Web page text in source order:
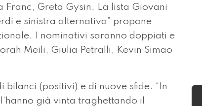
Franc, Greta Gysin. La lista Giovani
e sinistra alternativa” propone
I nominativi saranno doppiati e
Meili, Giulia Petralli, Kevin Simao
(positivi) e di nuove sfide. “In
già vinta traghettando il